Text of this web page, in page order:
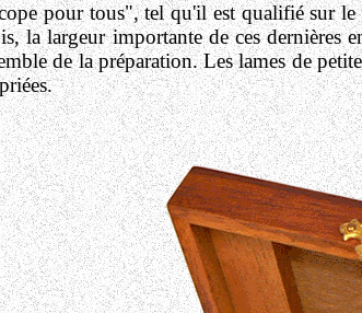
pour tous", tel qu'il est qualifié sur
la largeur importante de ces dernières
de la préparation. Les lames de